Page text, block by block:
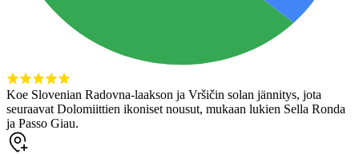
Koe Slovenian Radovna-laakson ja Vršičin solan jännitys, jota
seuraavat Dolomiittien ikoniset nousut, mukaan lukien Sella Ronda
ja Passo Giau.